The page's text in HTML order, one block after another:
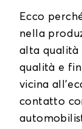
Ecco
nella
alta qualità
qualità e
vicina
contatto